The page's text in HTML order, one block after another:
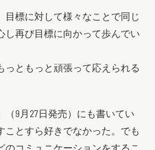
目標に対して様々なことで同じ
し再び目標に向かって歩んでい
っともっと頑張って応えられる
9月27日発売）にも書いてい
ことすら好きでなかった。でも